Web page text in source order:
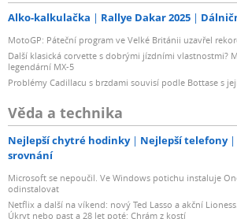
Alko-kalkulačka Rallye Dakar 2025
MotoGP: Páteční program ve Velké Británii uzavřel
Další klasická corvette s dobrými jízdními vlastnostmi?
legendární MX-5
Problémy Cadillacu s brzdami souvisí podle Bottase s
Věda a technika
Nejlepší chytré hodinky Nejlepší telefony
srovnání
Microsoft se nepoučil. Ve Windows potichu instaluje
odinstalovat
Netflix a další na víkend: nový Ted Lasso a akční
Úkryt nebo past a 28 let poté: Chrám z kostí